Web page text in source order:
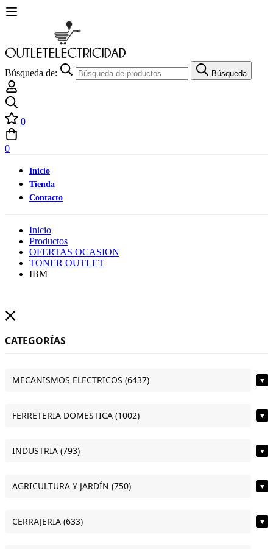
Búsqueda de: Búsqueda
0
0
Inicio
Tienda
Contacto
Inicio
Productos
OFERTAS OCASION
TONER OUTLET
IBM
CATEGORÍAS
MECANISMOS ELECTRICOS (6437) ▼
FERRETERIA DOMESTICA (1002) ▼
INDUSTRIA (793) ▼
AGRICULTURA Y JARDÍN (750) ▼
CERRAJERIA (633) ▼